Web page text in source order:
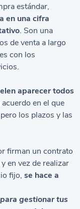
estándar,
en una cifra
. Son una
de venta a largo
con los
aparecer todos
en el que
los plazos y las
firman un contrato
en vez de realizar
fijo,se hace a
gestionar tus